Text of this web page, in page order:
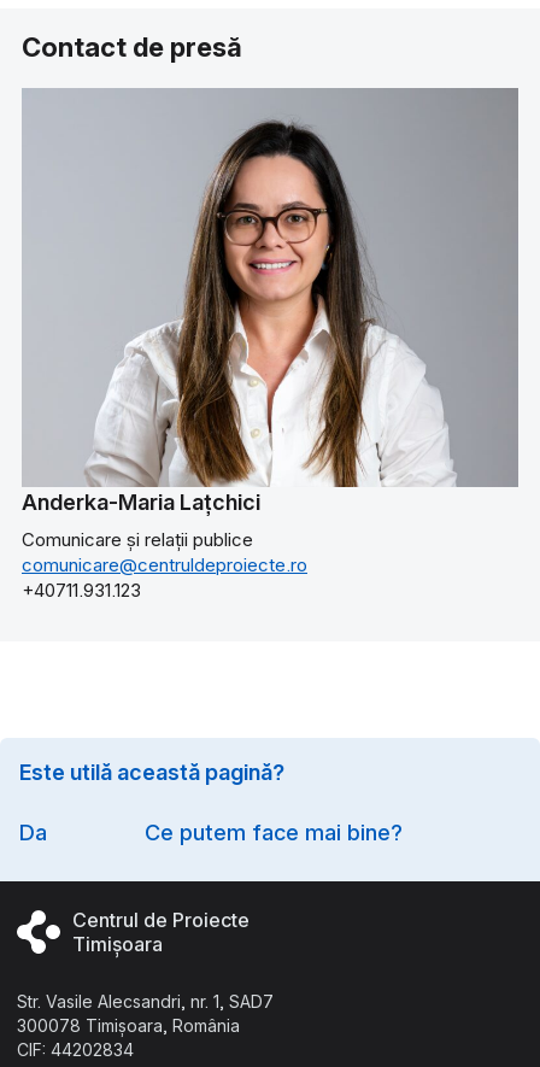
Contact de presă
Anderka-Maria Lațchici
Comunicare și relații publice
comunicare@centruldeproiecte.ro
+40711.931.123
Este utilă această pagină?
Option
Da Ce putem face mai bine?
Centrul de Proiecte
Timișoara
Str. Vasile Alecsandri, nr. 1, SAD7
300078 Timișoara, România
CIF: 44202834